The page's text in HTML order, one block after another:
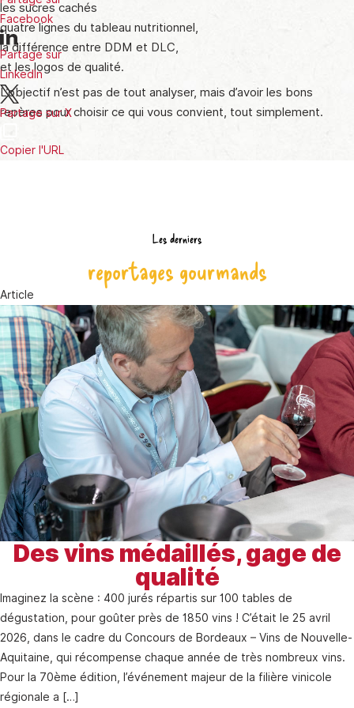
les sucres cachés
quatre lignes du tableau nutritionnel,
la différence entre DDM et DLC,
et les logos de qualité.
L’objectif n’est pas de tout analyser, mais d’avoir les bons
repères pour choisir ce qui vous convient, tout simplement.
Facebook
Partage sur
LinkedIn
Partage sur X
Copier l'URL
Les derniers
reportages gourmands
Article
Des vins médaillés, gage de
qualité
Imaginez la scène : 400 jurés répartis sur 100 tables de
dégustation, pour goûter près de 1850 vins ! C’était le 25 avril
2026, dans le cadre du Concours de Bordeaux – Vins de Nouvelle-
Aquitaine, qui récompense chaque année de très nombreux vins.
Pour la 70ème édition, l’événement majeur de la filière vinicole
régionale a […]